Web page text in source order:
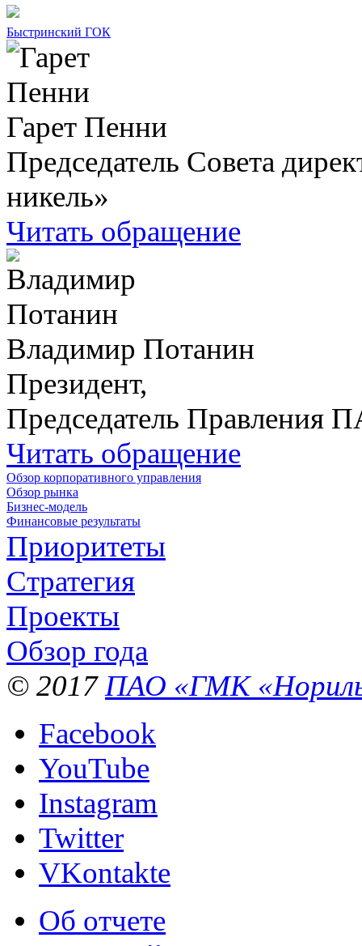
Быстринский ГОК
Гарет Пенни
Председатель Совета
никель»
Читать обращение
Владимир Потанин
Президент,
Председатель Правления
Читать обращение
Обзор корпоративного управления
Обзор рынка
Бизнес-модель
Финансовые результаты
Приоритеты
Стратегия
Проекты
Обзор года
© 2017 ПАО «ГМК
Facebook
YouTube
Instagram
Twitter
VKontakte
Об отчете